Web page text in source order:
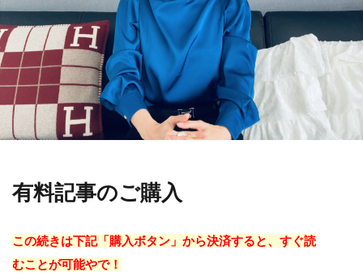
有料記事のご購入
この続きは下記「購入ボタン」から決済すると、すぐ読
むことが可能やで！